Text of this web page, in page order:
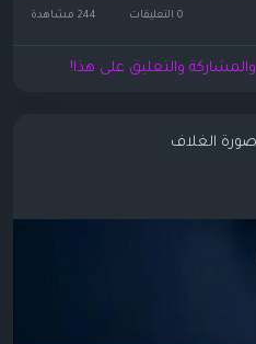
0 التعليقات
والتعليق على هذا!
الغلاف